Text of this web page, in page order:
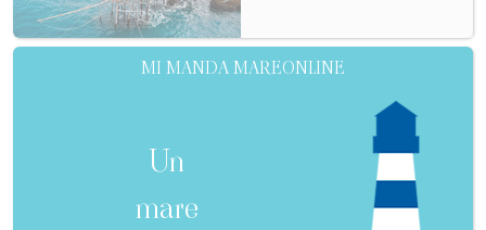
MI MANDA MAREONLINE
Un
mare